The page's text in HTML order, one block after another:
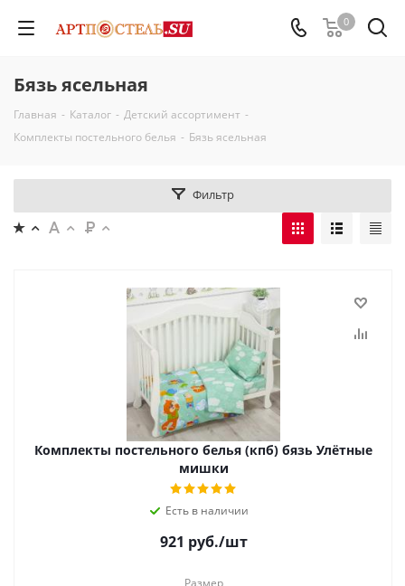
0
Бязь ясельная
Главная - Каталог - Детский ассортимент -
Комплекты постельного белья - Бязь ясельная
Фильтр
Комплекты постельного белья (кпб) бязь Улётные
мишки
Есть в наличии
921 руб./шт
Размер